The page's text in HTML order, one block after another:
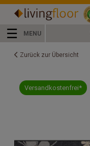
☰ MENU
Zurück zur Übersicht
Versandkostenfrei*